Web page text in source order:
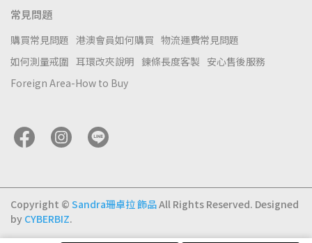
常見問題
購買常見問題 港澳會員如何購買 物流運費常見問題
如何測量戒圍 耳環改夾說明 鍊條長度客製 安心售後服務
Foreign Area-How to Buy
Copyright © Sandra珊卓拉 飾品All Rights Reserved. Designed
by CYBERBIZ.